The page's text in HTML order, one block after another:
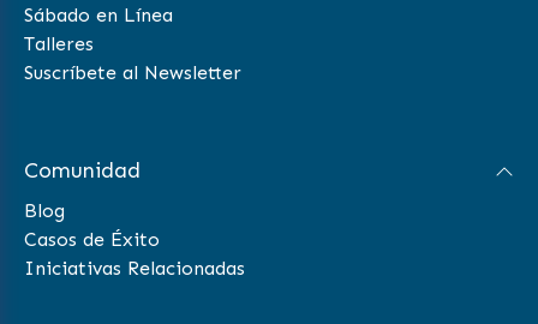
Sábado en Línea
Talleres
Suscríbete al Newsletter
Comunidad
Blog
Casos de Éxito
Iniciativas Relacionadas